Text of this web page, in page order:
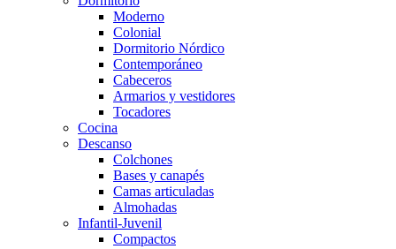
Moderno
Colonial
Dormitorio Nórdico
Contemporáneo
Cabeceros
Armarios y vestidores
Tocadores
Cocina
Descanso
Colchones
Bases y canapés
Camas articuladas
Almohadas
Infantil-Juvenil
Compactos